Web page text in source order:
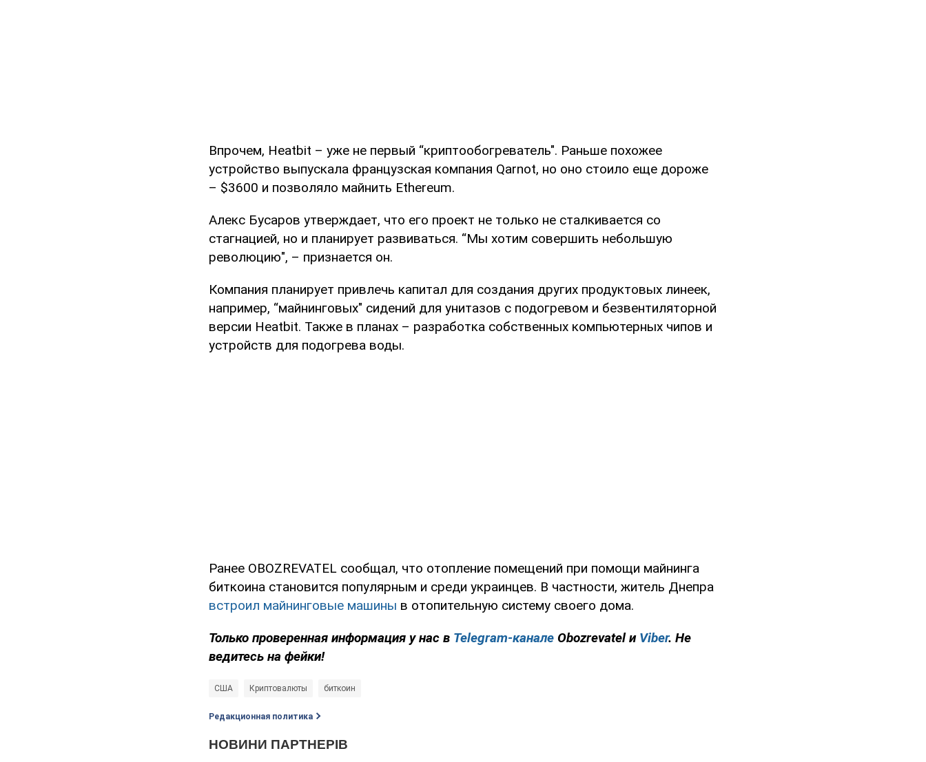
Впрочем, Heatbit – уже не первый “криптообогреватель". Раньше похожее
устройство выпускала французская компания Qarnot, но оно стоило еще дороже
– $3600 и позволяло майнить Ethereum.
Алекс Бусаров утверждает, что его проект не только не сталкивается со
стагнацией, но и планирует развиваться. “Мы хотим совершить небольшую
революцию", – признается он.
Компания планирует привлечь капитал для создания других продуктовых линеек,
например, “майнинговых" сидений для унитазов с подогревом и безвентиляторной
версии Heatbit. Также в планах – разработка собственных компьютерных чипов и
устройств для подогрева воды.
Ранее OBOZREVATEL сообщал, что отопление помещений при помощи майнинга
биткоина становится популярным и среди украинцев. В частности, житель Днепра
встроил майнинговые машины в отопительную систему своего дома.
Только проверенная информация у нас в Telegram-канале Obozrevatel и Viber. Не
ведитесь на фейки!
США Криптовалюты биткоин
Редакционная политика